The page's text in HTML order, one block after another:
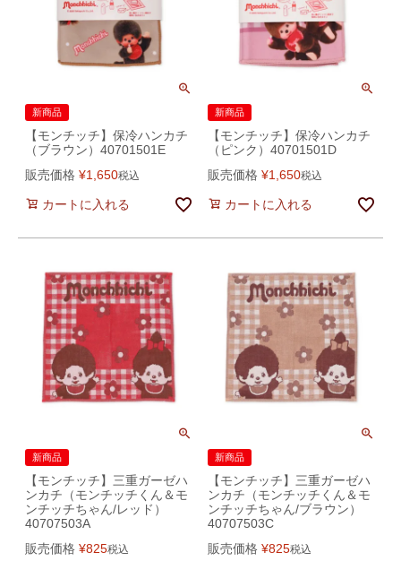
新商品
【モンチッチ】保冷ハンカチ
（ブラウン）40701501E
販売価格 ¥1,650税込
カートに入れる
新商品
【モンチッチ】保冷ハンカチ
（ピンク）40701501D
販売価格 ¥1,650税込
カートに入れる
新商品
【モンチッチ】三重ガーゼハ
ンカチ（モンチッチくん＆モ
ンチッチちゃん/レッド）
40707503A
販売価格 ¥825税込
新商品
【モンチッチ】三重ガーゼハ
ンカチ（モンチッチくん＆モ
ンチッチちゃん/ブラウン）
40707503C
販売価格 ¥825税込